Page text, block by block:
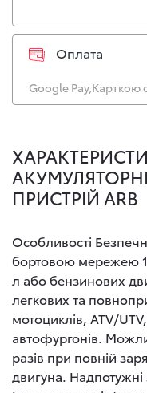
Оплата
Google Pay,Карткою
ПРИСТРІЙ ARB
Особливості
бортовою мережею
л або бензинових
легкових та
мотоциклів, ATV/
автофургонів.
разів при повній
двигуна. Надпотужні